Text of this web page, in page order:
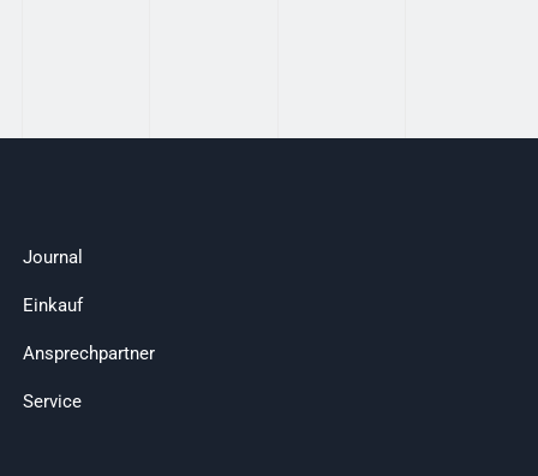
Journal
Einkauf
Ansprechpartner
Service